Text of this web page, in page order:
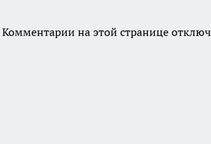
Комментарии на этой странице